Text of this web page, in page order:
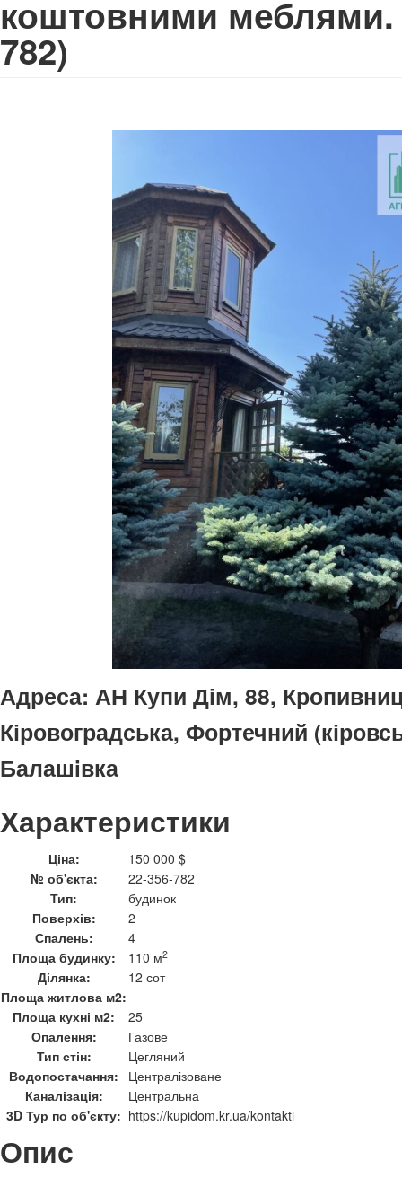
коштовними
782)
Адреса: АН Купи Дім, 88,
Кіровоградська, Фортечний
Балашiвка
Характеристики
Ціна:
150 000 $
№ об'єкта:
22-356-782
Тип:
будинок
Поверхів:
2
Спалень:
4
Площа будинку:
110 м2
Ділянка:
12 сот
Площа житлова м2:
Площа кухні м2:
25
Опалення:
Газове
Тип стін:
Цегляний
Водопостачання:
Централізоване
Каналізація:
Центральна
3D Тур по об'єкту: https://kupidom.kr.ua/kontakti
Опис